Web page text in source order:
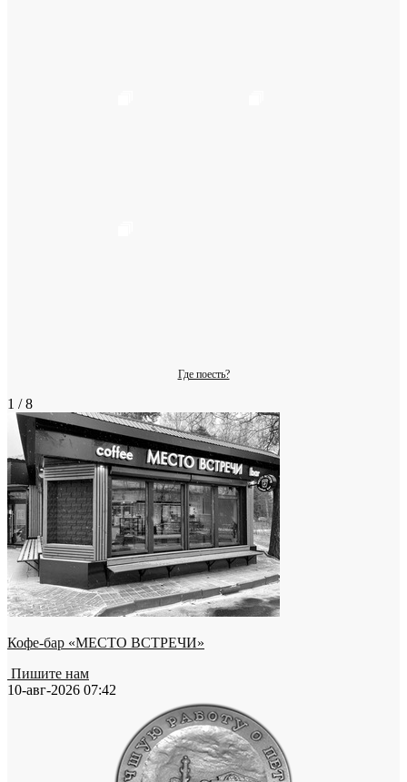
Где поесть?
1 / 8
Кофе-бар «МЕСТО ВСТРЕЧИ»
Пишите нам
10-авг-2026 07:42